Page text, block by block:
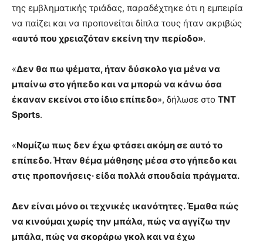
της εμβληματικής τριάδας, παραδέχτηκε ότι η εμπειρία
να παίζει και να προπονείται δίπλα τους ήταν ακριβώς
«αυτό που χρειαζόταν εκείνη την περίοδο».
«Δεν θα πω ψέματα, ήταν δύσκολο για μένα να
μπαίνω στο γήπεδο και να μπορώ να κάνω όσα
έκαναν εκείνοι στο ίδιο επίπεδο», δήλωσε στο TNT
Sports.
«Νομίζω πως δεν έχω φτάσει ακόμη σε αυτό το
επίπεδο. Ήταν θέμα μάθησης μέσα στο γήπεδο και
στις προπονήσεις· είδα πολλά σπουδαία πράγματα.
Δεν είναι μόνο οι τεχνικές ικανότητες. Έμαθα πώς
να κινούμαι χωρίς την μπάλα, πώς να αγγίζω την
μπάλα, πώς να σκοράρω γκολ και να έχω